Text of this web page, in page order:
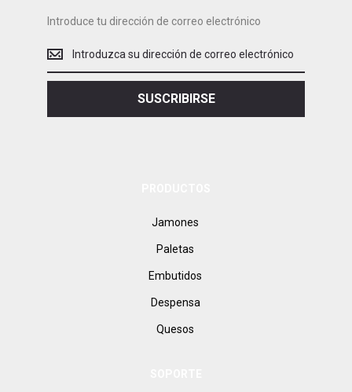
Introduce tu dirección de correo electrónico
tu
dirección
SUSCRIBIRSE
Jamones
Paletas
Embutidos
Despensa
Quesos